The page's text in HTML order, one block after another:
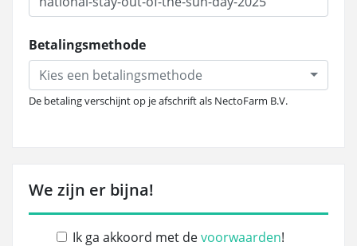
Betalingsmethode
Kies een betalingsmethode
De betaling verschijnt op je afschrift als NectoFarm B.V.
We zijn er bijna!
Ik ga akkoord met devoorwaarden!